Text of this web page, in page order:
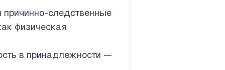
следственные
физическая
в принадлежности —